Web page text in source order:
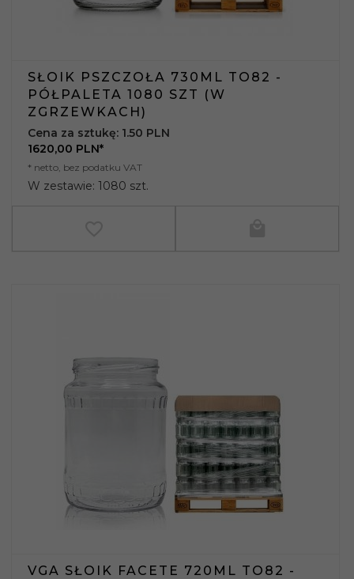
SŁOIK PSZCZOŁA 730ML TO82 -
PÓŁPALETA 1080 SZT (W
ZGRZEWKACH)
1620,00 PLN*
* netto, bez podatku VAT
W zestawie: 1080 szt.
Cena za sztukę: 1.50 PLN
VGA SŁOIK FACETE 720ML TO82 -